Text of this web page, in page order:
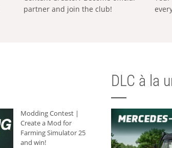
partner and join the club!
Modding Contest |
Create a Mod for
Farming Simulator 25
and win!
DLC à la